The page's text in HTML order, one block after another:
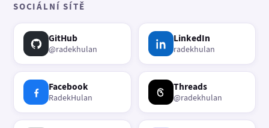
SOCIÁLNÍ SÍTĚ
GitHub
@radekhulan
LinkedIn
radekhulan
Facebook
RadekHulan
Threads
@radekhulan